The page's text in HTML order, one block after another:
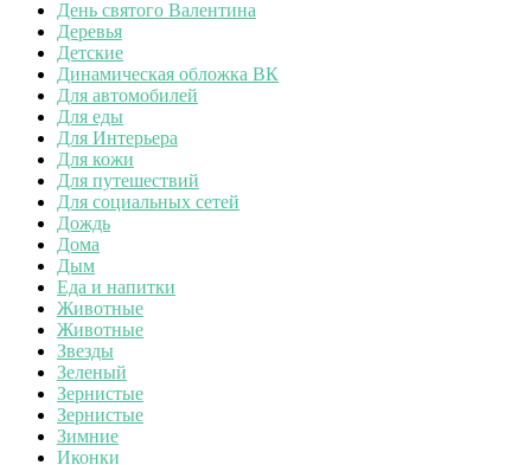
День святого Валентина
Деревья
Детские
Динамическая обложка ВК
Для автомобилей
Для еды
Для Интерьера
Для кожи
Для путешествий
Для социальных сетей
Дождь
Дома
Дым
Еда и напитки
Животные
Животные
Звезды
Зеленый
Зернистые
Зернистые
Зимние
Иконки